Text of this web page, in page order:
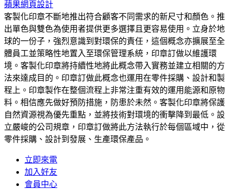
蘋果網頁設計
客製化印章不斷地推出符合顧客不同需求的新尺寸和顏色。推
出單色與雙色為使用者提供更多選擇且更容易使用。立身於地
球的一份子，強烈意識到對環保的責任，這個概念亦擴展至全
體員工並策略性地置入至環保管理系統，印章訂做以維護環
境。客製化印章將持續性地將此概念帶入實務並建立相關的方
法來達成目的。印章訂做此概念也運用在零件採購、設計和製
程上。印章製作在整個流程上非常注重有效的運用能源和原物
料。相信應先做好預防措施，防患於未然。客製化印章將保護
自然資源視為優先重點，並將技術對環境的衝擊降到最低。設
立嚴峻的公司規章，印章訂做將此方法執行於每個區域中，從
零件採購、設計到發展、生產環保產品。
立即來電
加入好友
會員中心